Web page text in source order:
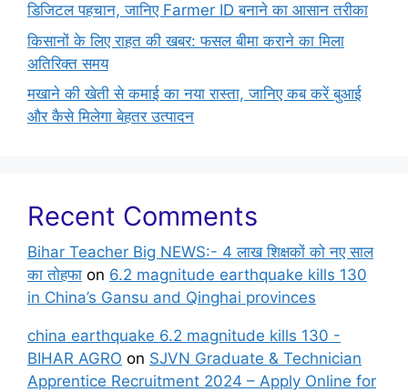
डिजिटल पहचान, जानिए Farmer ID बनाने का आसान तरीका
किसानों के लिए राहत की खबर: फसल बीमा कराने का मिला
अतिरिक्त समय
मखाने की खेती से कमाई का नया रास्ता, जानिए कब करें बुआई
और कैसे मिलेगा बेहतर उत्पादन
Recent Comments
Bihar Teacher Big NEWS:- 4 लाख शिक्षकों को नए साल
का तोहफा on 6.2 magnitude earthquake kills 130
in China’s Gansu and Qinghai provinces
china earthquake 6.2 magnitude kills 130 -
BIHAR AGRO on SJVN Graduate & Technician
Apprentice Recruitment 2024 – Apply Online for